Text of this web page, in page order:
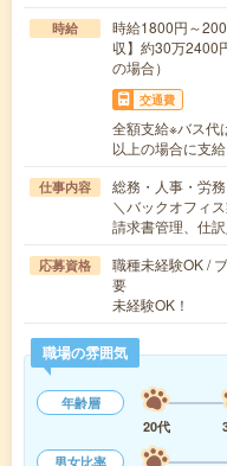
時給
時給1800円～
収】約30万2400
の場合）
交通費
全額支給※バス代
以上の場合に支給
仕事内容
総務・人事・労務
＼バックオフィ
請求書管理、仕
応募資格
職種未経験OK /
要
未経験OK！
職場の雰囲気
年齢層
20代
男女比率